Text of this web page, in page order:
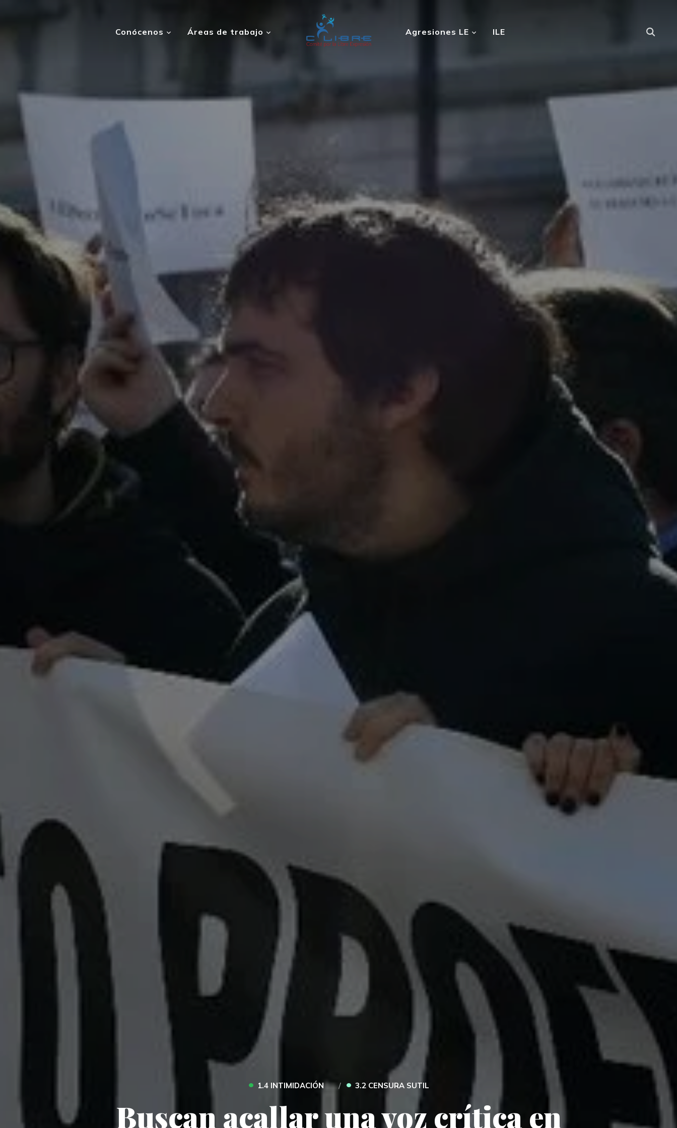
Conócenos Áreas de trabajo Agresiones LE ILE
• 1.4 INTIMIDACIÓN • 3.2 CENSURA SUTIL
Buscan acallar una voz crítica en